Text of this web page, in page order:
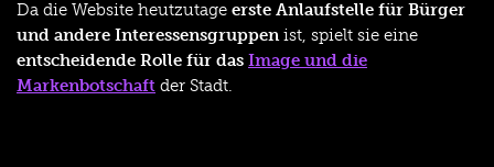
Da die Website heutzutage erste Anlaufstelle für Bürger
und andere Interessensgruppenist, spielt sie eine
entscheidende Rolle für das Image und die
Markenbotschaft der Stadt.